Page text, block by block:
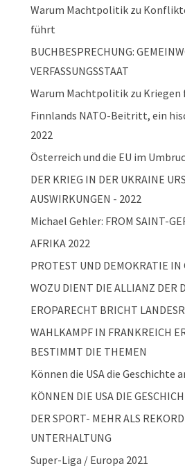
Warum Machtpolitik zu
führt
BUCHBESPRECHUNG:
VERFASSUNGSSTAAT
Warum Machtpolitik zu Kriegen
Finnlands NATO-Beitritt, ein
2022
Österreich und die EU im
DER KRIEG IN DER UKRAINE
AUSWIRKUNGEN - 2022
Michael Gehler: FROM SAINT-
AFRIKA 2022
PROTEST UND DEMOKRATIE IN
WOZU DIENT DIE ALLIANZ DER
EROPARECHT BRICHT
WAHLKAMPF IN FRANKREICH
BESTIMMT DIE THEMEN
Können die USA die Geschichte
KÖNNEN DIE USA DIE
DER SPORT- MEHR ALS
UNTERHALTUNG
Super-Liga / Europa 2021